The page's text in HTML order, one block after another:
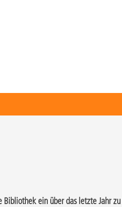
Bibliothek ein über das letzte Jahr